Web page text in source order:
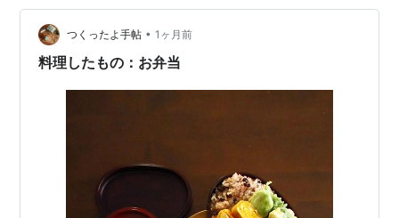
の炭酸水！ 準備完了！ さて炭火用意しますか ラディは
いつも本格炭火炊きなんです！ さて お味の方は・・？
ふりかけのレジェンドの真…
つくったよ手帖 • 1ヶ月前
料理したもの：お弁当